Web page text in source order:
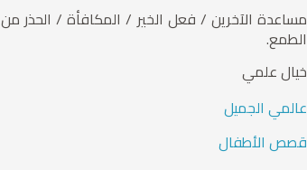
مساعدة الآخرين / فعل الخير / المكافأة / الحذر من
الطمع.
خيال علمي
عالمي الجميل
قصص الأطفال